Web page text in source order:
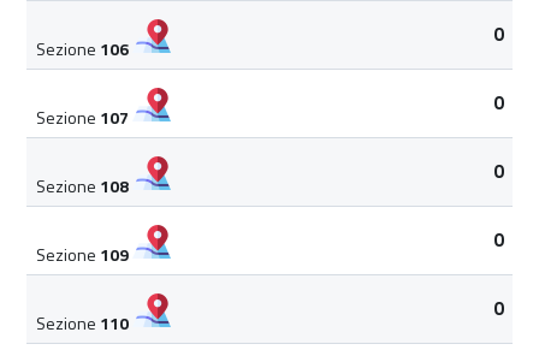
Sezione 106
0
Sezione 107
0
Sezione 108
0
Sezione 109
0
Sezione 110
0